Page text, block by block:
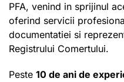
PFA, venind in sprijinul
oferind servicii
documentatiei si
Registrului Comertului.
Peste 10 de ani de